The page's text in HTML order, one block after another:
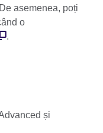
asemenea, poți
o
.
și